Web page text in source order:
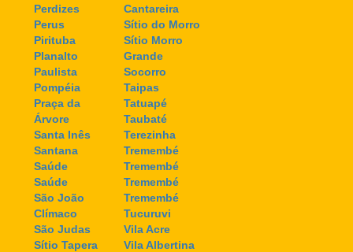
Perdizes
Perus
Pirituba
Planalto
Paulista
Pompéia
Praça da
Árvore
Santa Inês
Santana
Saúde
Saúde
São João
Clímaco
São Judas
Sítio Tapera
Cantareira
Sítio do Morro
Sítio Morro
Grande
Socorro
Taipas
Tatuapé
Taubaté
Terezinha
Tremembé
Tremembé
Tremembé
Tremembé
Tucuruvi
Vila Acre
Vila Albertina